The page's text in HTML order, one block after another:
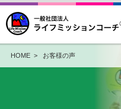
HOME> お客様の声